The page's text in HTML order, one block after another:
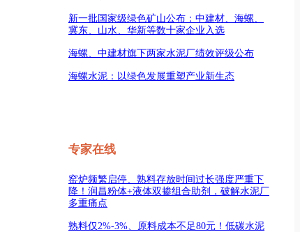
新一批国家级绿色矿山公布：中建材、海螺、
冀东、山水、华新等数十家企业入选
海螺、中建材旗下两家水泥厂绩效评级公布
海螺水泥：以绿色发展重塑产业新生态
专家在线
窑炉频繁启停、熟料存放时间过长强度严重下
降！润昌粉体+液体双掺组合助剂，破解水泥厂
多重痛点
熟料仅2%-3%、原料成本不足80元！低碳水泥